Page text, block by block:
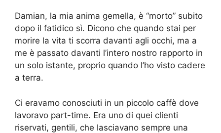
Damian, la mia anima gemella, è “morto” subito
dopo il fatidico sì. Dicono che quando stai per
morire la vita ti scorra davanti agli occhi, ma a
me è passato davanti l’intero nostro rapporto in
un solo istante, proprio quando l’ho visto cadere
a terra.
Ci eravamo conosciuti in un piccolo caffè dove
lavoravo part-time. Era uno di quei clienti
riservati, gentili, che lasciavano sempre una